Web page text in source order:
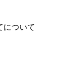
について